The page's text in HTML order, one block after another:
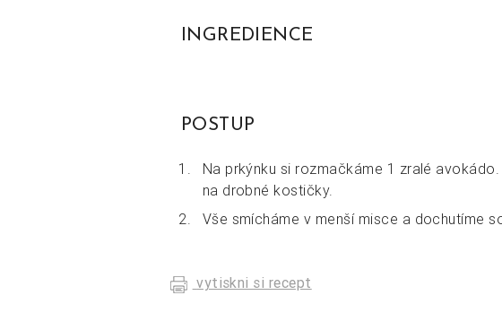
INGREDIENCE
POSTUP
Na prkýnku si rozmačkáme 1 zralé
na drobné kostičky.
Vše smícháme v menší misce a dochutíme
vytiskni si recept